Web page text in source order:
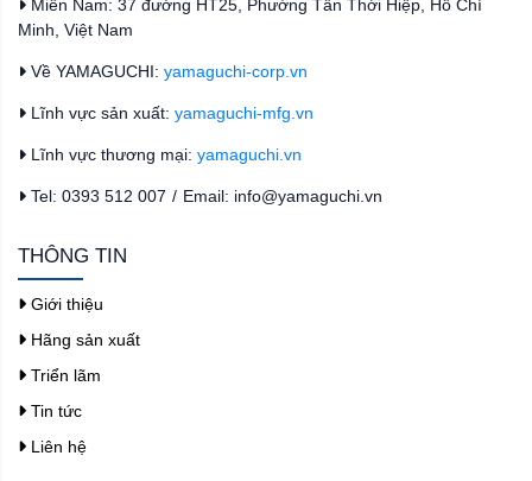
Miền Nam: 37 đường HT25, Phường Tân Thới Hiệp, Hồ Chí
Minh, Việt Nam
Về YAMAGUCHI: yamaguchi-corp.vn
Lĩnh vực sản xuất: yamaguchi-mfg.vn
Lĩnh vực thương mại: yamaguchi.vn
Tel: 0393 512 007 / Email: info@yamaguchi.vn
THÔNG TIN
Giới thiệu
Hãng sản xuất
Triển lãm
Tin tức
Liên hệ